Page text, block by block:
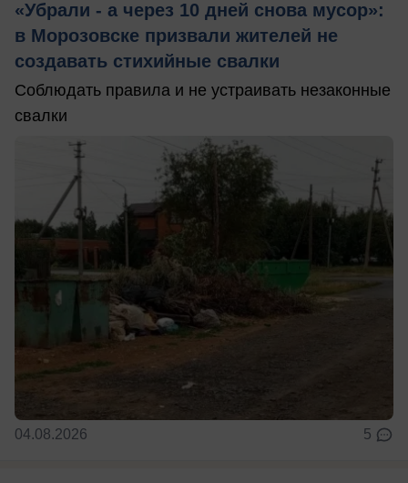
«Убрали - а через 10 дней снова мусор»:
в Морозовске призвали жителей не
создавать стихийные свалки
Соблюдать правила и не устраивать незаконные
свалки
04.08.2026 5